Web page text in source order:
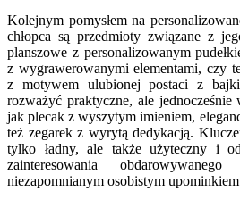
Kolejnym pomysłem na
chłopca są przedmioty związane z
planszowe z personalizowanym
z wygrawerowanymi elementami, czy
z motywem ulubionej postaci z
rozważyć praktyczne, ale
jak plecak z wyszytym imieniem,
też zegarek z wyrytą dedykacją.
tylko ładny, ale także użyteczny i
zainteresowania
niezapomnianym osobistym